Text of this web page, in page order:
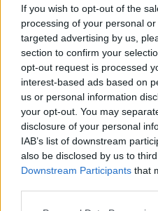
If you wish to opt-out of the
processing of your personal
targeted advertising by us,
section to confirm your
opt-out request is processed
interest-based ads based on
us or personal information
your opt-out. You may
disclosure of your personal
IAB’s list of downstream
also be disclosed by us to
Downstream Participants that
​Le furbate elettorali della
dell’opposizione
​Date loro l’Oscar al posto del
L'umanizzazione
​Dopo il diluvio dei NO: un
​Un grandioso NO ai falchi
La religione è la cocaina dei
Donald e Bibi confinati
L’italiano vero e la paura che
​Complottismo o capitalismo
​Ma, contessa, non si
Scemo?
​Io non mi fiderei di chi
Esportazioni Usa: da